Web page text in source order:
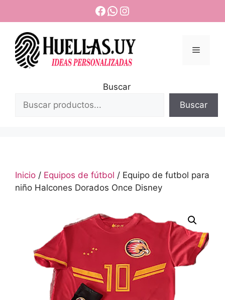
contenido
Facebook
WhatsApp
Instagram
Menú
Buscar
Buscar
Inicio / Equipos de fútbol / Equipo de futbol para
niño Halcones Dorados Once Disney